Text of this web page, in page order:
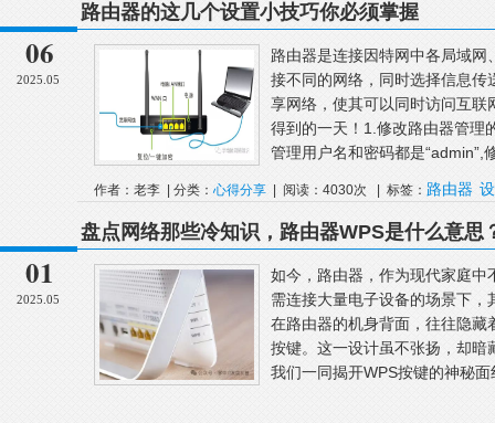
06
2025.05
路由器的这几个设置小技巧你必须掌握
路由器是连接因特网中各局域
接不同的网络，同时选择信息
享网络，使其可以同时访问互
得到的一天！1.修改路由器管理
管理用户名和密码都是“admin”,
作者：老李 | 分类： 心得分享 | 阅读：4030次 | 标签： 路由器
01
2025.05
盘点网络那些冷知识，路由器WPS是什么意思
如今，路由器，作为现代家庭
需连接大量电子设备的场景下
在路由器的机身背面，往往隐藏
按键。这一设计虽不张扬，却
我们一同揭开WPS按键的神秘